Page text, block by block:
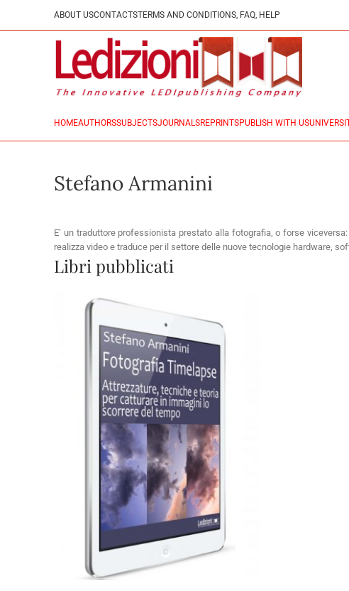
ABOUT USCONTACTSTERMS AND CONDITIONS, FAQ, HELP
HOMEAUTHORSSUBJECTSJOURNALSREPRINTSPUBLISH WITH US
Stefano Armanini
E’ un traduttore professionista prestato alla fotografia, o forse
realizza video e traduce per il settore delle nuove tecnologie hardware,
Libri pubblicati
2,99 €
Add to basket